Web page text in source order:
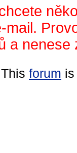
mail.
a nenese
This forum